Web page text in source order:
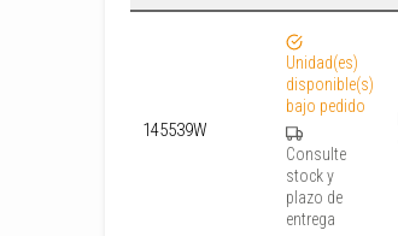
145539W
Unidad(es)
disponible(s)
bajo pedido
Consulte
stock y
plazo de
entrega